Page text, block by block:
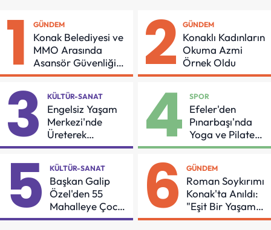
1 GÜNDEM
Konak Belediyesi ve
MMO Arasında
Asansör Güvenliği
İçin Önemli Protokol
2 GÜNDEM
Konaklı Kadınların
Okuma Azmi
Örnek Oldu
3 KÜLTÜR-SANAT
Engelsiz Yaşam
Merkezi'nde
Üreterek
Güçleniyorlar
4 SPOR
Efeler'den
Pınarbaşı'nda
Yoga ve Pilates
Buluşması
5 KÜLTÜR-SANAT
Başkan Galip
Özel'den 55
Mahalleye Çocuk
Şenliği
6 GÜNDEM
Roman Soykırımı
Konak'ta Anıldı:
"Eşit Bir Yaşam
İçin Mücadeleyi